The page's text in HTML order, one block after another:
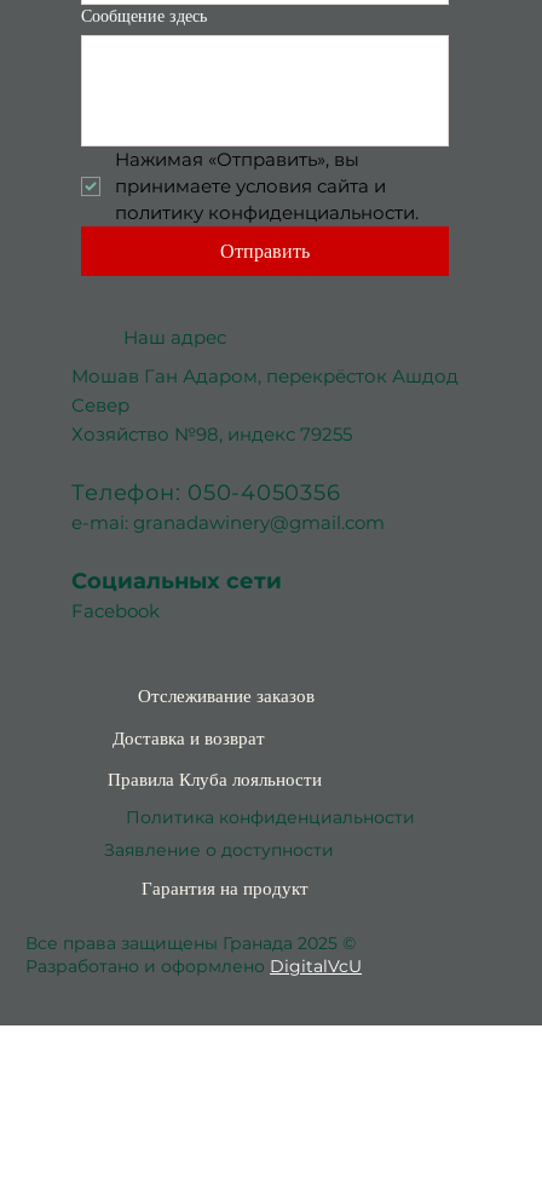
Сообщение здесь
Нажимая «Отправить», вы
принимаете условия сайта и
политику конфиденциальности.
Отправить
Наш адрес
Мошав Ган Адаром, перекрёсток Ашдод
Север
Хозяйство №98, индекс 79255
Телефон: 050-4050356
e-mai:granadawinery@gmail.com
Социальных сети
Facebook
Отслеживание заказов
Доставка и возврат
Правила Клуба лояльности
Политика конфиденциальности
Заявление о доступности
Гарантия на продукт
Все права защищены Гранада 2025 ©
Разработано и оформлено DigitalVcU